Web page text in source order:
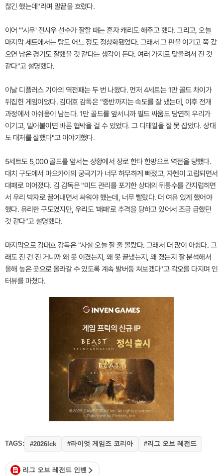
찮긴 했는데"라며 말끝을 흐렸다.
이어 "'시우' 전시우 선수가 잘할 때는 혼자 캐리도 해주고 했다. 그리고, 오늘
마지막 세트에서는 탑도 어느 정도 정상화됐었다. 그래서 그 판을 이기고 쭉 갔
으면 남은 경기도 잘했을 것 같다는 생각이 든다. 여러 가지로 맞물려서 진 것
같다"고 설명했다.
이날 디플러스 기아의 역전패는 두 번 나왔다. 먼저 4세트는 1만 골드 차이가
뒤집힌 게임이었다. 김대호 감독은 "중반까지는 속도를 잘 냈는데, 이후 전개
과정에서 아쉬움이 남는다. 1만 골드를 앞서니까 필드 싸움도 당연히 우리가
이기고, 밀어붙이면 바론 협박을 걸 수 있었다. 그 디테일을 잘 못 잡았다. 상대
도 대처를 잘했다"고 이야기했다.
5세트도 5,000 골드를 앞서는 상황에서 장로 한타 한방으로 역전을 당했다.
대치 구도에서 마오카이의 궁극기가 너무 허무하게 빠졌고, 자헨이 고립되면서
대패로 이어졌다. 김 감독은 "미드 관리를 포기한 상대의 뒤통수를 간지럽히면
서 우리 박자로 끌어내면서 싸워야 했는데, 너무 빨랐다. 더 여유 있게 했어야
했다. 유리한 구도였지만, 우리도 '패패'로 추격을 당하고 있어서 조금 급했던
것 같다"고 설명했다.
마지막으로 김대호 감독은 "사실 오늘 질 줄 몰랐다. 그래서 더 많이 아쉽다. 그
래도 진 건 진 거니까 왜 못 이겼는지, 왜 못 끝냈는지, 왜 졌는지 잘 분석해서
올해 높은 곳으로 올라갈 수 있도록 계속 발버둥 쳐보겠다"고 각오를 다지며 인
터뷰를 마쳤다.
TAGS: #2026lck #라이엇 게임즈 코리아 #리그 오브 레전드
리그 오브 레전드 인벤